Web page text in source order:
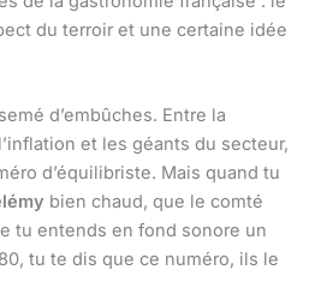
du terroir et une certaine idée
d’embûches. Entre la
et les géants du secteur,
d’équilibriste. Mais quand tu
bien chaud, que le comté
tu entends en fond sonore un
tu te dis que ce numéro, ils le